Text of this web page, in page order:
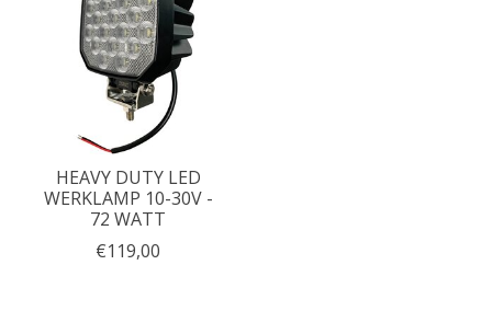
HEAVY DUTY LED
WERKLAMP 10-30V -
72 WATT
€119,00